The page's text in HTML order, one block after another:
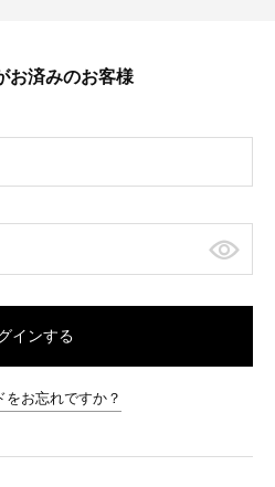
お済みのお客様
インする
をお忘れですか？